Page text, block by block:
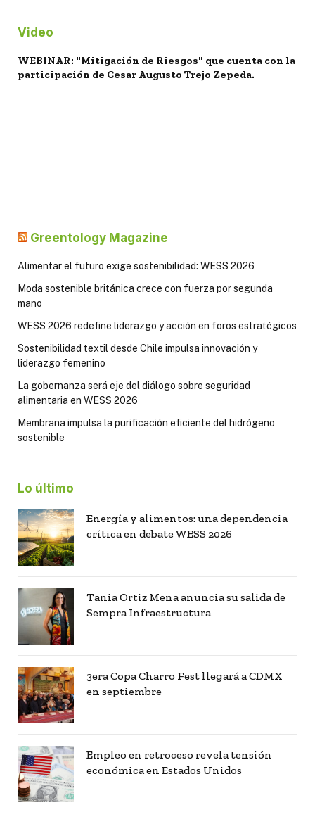
Video
WEBINAR: "Mitigación de Riesgos" que cuenta con la
participación de Cesar Augusto Trejo Zepeda.
Greentology Magazine
Alimentar el futuro exige sostenibilidad: WESS 2026
Moda sostenible británica crece con fuerza por segunda
mano
WESS 2026 redefine liderazgo y acción en foros estratégicos
Sostenibilidad textil desde Chile impulsa innovación y
liderazgo femenino
La gobernanza será eje del diálogo sobre seguridad
alimentaria en WESS 2026
Membrana impulsa la purificación eficiente del hidrógeno
sostenible
Lo último
Energía y alimentos: una dependencia
crítica en debate WESS 2026
Tania Ortiz Mena anuncia su salida de
Sempra Infraestructura
3era Copa Charro Fest llegará a CDMX
en septiembre
Empleo en retroceso revela tensión
económica en Estados Unidos